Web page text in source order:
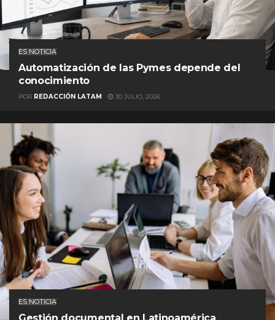
ES NOTICIA
Automatización de las Pymes depende del
conocimiento
POR REDACCIÓN LATAM 30 JULIO, 2026
ES NOTICIA
Gestión documental en Latinoamérica